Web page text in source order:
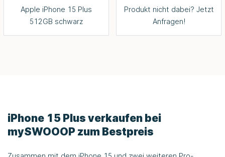
Apple iPhone 15 Plus
512GB schwarz
Produkt nicht dabei? Jetzt
Anfragen!
iPhone 15 Plus verkaufen bei
mySWOOOP zum Bestpreis